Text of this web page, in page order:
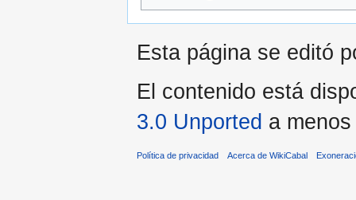
Esta página se editó
El contenido está
3.0 Unported a
Política de privacidad Acerca de WikiCabal